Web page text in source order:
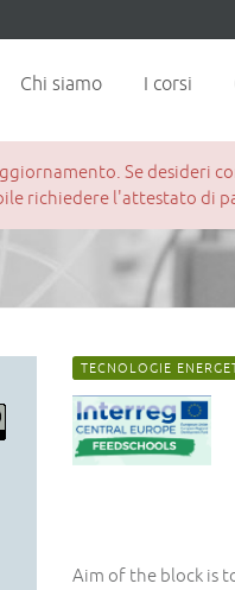
Chi siamo I corsi
Se desideri
richiedere l'attestato di
TECNOLOGIE
Aim of the block is